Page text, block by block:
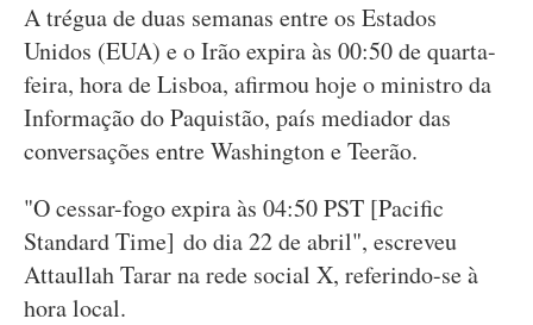
A trégua de duas semanas entre os Estados
Unidos (EUA) e o Irão expira às 00:50 de quarta-
feira, hora de Lisboa, afirmou hoje o ministro da
Informação do Paquistão, país mediador das
conversações entre Washington e Teerão.
"O cessar-fogo expira às 04:50 PST [Pacific
Standard Time] do dia 22 de abril", escreveu
Attaullah Tarar na rede social X, referindo-se à
hora local.